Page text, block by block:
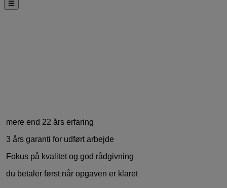
mere end 22 års erfaring
3 års garanti for udført arbejde
Fokus på kvalitet og god rådgivning
du betaler først når opgaven er klaret